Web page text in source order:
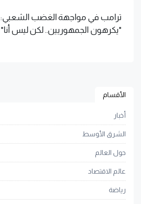
ترامب في مواجهة الغضب الشعبي:
"يكرهون الجمهوريين.. لكن ليس أنا"
الأقسام
أخبار
الشرق الأوسط
حول العالم
عالم الاقتصاد
رياضة